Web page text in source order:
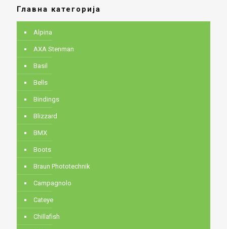
Главна категорија
Alpina
AXA Stenman
Basil
Bells
Bindings
Blizzard
BMX
Boots
Braun Phototechnik
Campagnolo
Cateye
Chillafish